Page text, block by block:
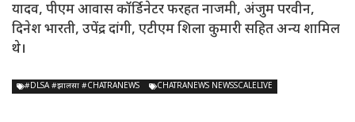
यादव, पीएम आवास कॉर्डिनेटर फरहत नाजमी, अंजुम परवीन,
दिनेश भारती, उपेंद्र दांगी, एटीएम शिला कुमारी सहित अन्य शामिल
थे।
#DLSA #झालसा #CHATRANEWS CHATRANEWS NEWSSCALELIVE